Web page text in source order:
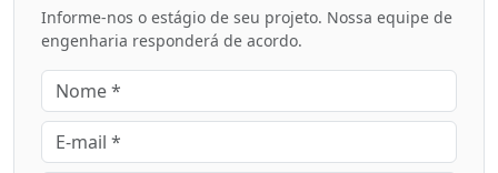
Informe-nos o estágio de seu projeto. Nossa equipe de
engenharia responderá de acordo.